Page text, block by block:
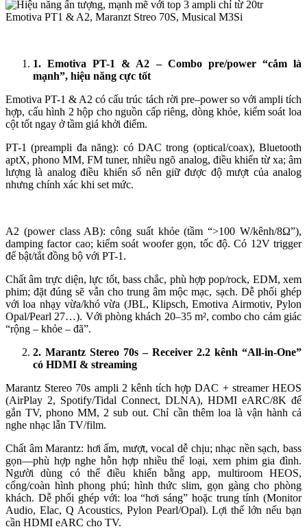
1.Emotiva PT-1 & A2 – Combo pre/power “cắm là
mạnh”, hiệu năng cực tốt
Emotiva PT-1 & A2 có cấu trúc tách rời pre–power so với ampli tích
hợp, cấu hình 2 hộp cho nguồn cấp riêng, dòng khỏe, kiểm soát loa
cột tốt ngay ở tầm giá khởi điểm.
PT-1 (preampli đa năng): có DAC trong (optical/coax), Bluetooth
aptX, phono MM, FM tuner, nhiều ngõ analog, điều khiển từ xa; âm
lượng là analog điều khiển số nên giữ được độ mượt của analog
nhưng chính xác khi set mức.
A2 (power class AB): công suất khỏe (tầm “>100 W/kênh/8Ω”),
damping factor cao; kiểm soát woofer gọn, tốc độ. Có 12V trigger
để bật/tắt đồng bộ với PT-1.
Chất âm trực diện, lực tốt, bass chắc, phù hợp pop/rock, EDM, xem
phim; đặt đúng sẽ vẫn cho trung âm mộc mạc, sạch. Dễ phối ghép
với loa nhạy vừa/khó vừa (JBL, Klipsch, Emotiva Airmotiv, Pylon
Opal/Pearl 27…). Với phòng khách 20–35 m², combo cho cảm giác
“rộng – khỏe – đã”.
2. Marantz Stereo 70s – Receiver 2.2 kênh “All-in-One”
có HDMI & streaming
Marantz Stereo 70s ampli 2 kênh tích hợp DAC + streamer HEOS
(AirPlay 2, Spotify/Tidal Connect, DLNA), HDMI eARC/8K để
gắn TV, phono MM, 2 sub out. Chỉ cần thêm loa là vận hành cả
nghe nhạc lẫn TV/film.
Chất âm Marantz: hơi ấm, mượt, vocal dễ chịu; nhạc nền sạch, bass
gọn—phù hợp nghe hỗn hợp nhiều thể loại, xem phim gia đình.
Người dùng có thể điều khiển bằng app, multiroom HEOS,
cổng/coàn hình phong phú; hình thức slim, gọn gàng cho phòng
khách. Dễ phối ghép với: loa “hơi sáng” hoặc trung tính (Monitor
Audio, Elac, Q Acoustics, Pylon Pearl/Opal). Lợi thế lớn nếu bạn
cần HDMI eARC cho TV.